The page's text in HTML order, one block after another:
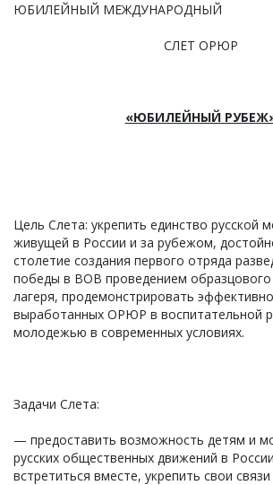
ЮБИЛЕЙНЫЙ МЕЖДУНАРОДНЫЙ
СЛЕТ ОРЮР
«ЮБИЛЕЙНЫЙ
Цель Слета: укрепить единство русской
живущей в России и за рубежом,
столетие создания первого отряда
победы в ВОВ проведением образцового
лагеря, продемонстрировать
выработанных ОРЮР в воспитательной
молодежью в современных условиях.
Задачи Слета:
— предоставить возможность детям и
русских общественных движений в
встретиться вместе, укрепить свои